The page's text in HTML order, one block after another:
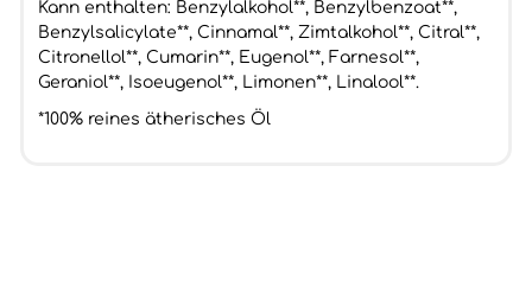
Kann enthalten: Benzylalkohol**, Benzylbenzoat**,
Benzylsalicylate**, Cinnamal**, Zimtalkohol**, Citral**,
Citronellol**, Cumarin**, Eugenol**, Farnesol**,
Geraniol**, Isoeugenol**, Limonen**, Linalool**.
*100% reines ätherisches Öl